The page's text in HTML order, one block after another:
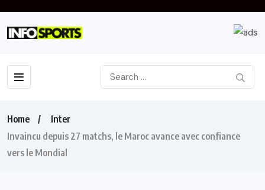
Home
Inter
Invaincu depuis 27 matchs, le Maroc avance avec confiance
vers le Mondial